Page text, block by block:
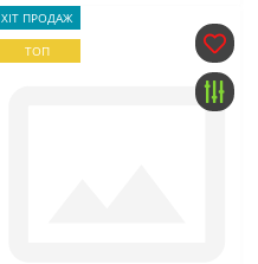
ХІТ ПРОДАЖ
ТОП